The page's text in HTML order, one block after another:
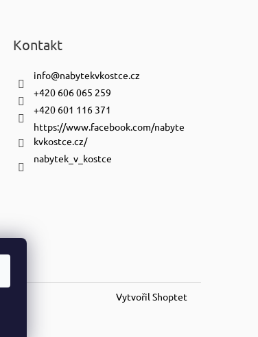
Kontakt
info@nabytekvkostce.cz
+420 606 065 259
+420 601 116 371
https://www.facebook.com/nabyte
kvkostce.cz/
nabytek_v_kostce
Vytvořil Shoptet